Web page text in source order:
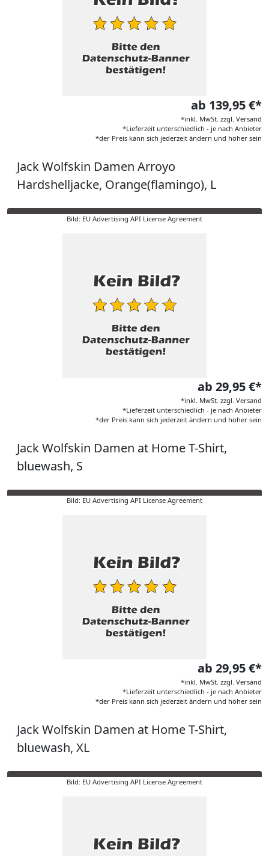
ab 139,95 €*
*inkl. MwSt. zzgl. Versand
*Lieferzeit unterschiedlich - je nach Anbieter
*der Preis kann sich jederzeit ändern und höher sein
Jack Wolfskin Damen Arroyo
Hardshelljacke, Orange(flamingo), L
Bild: EU Advertising API License Agreement
ab 29,95 €*
*inkl. MwSt. zzgl. Versand
*Lieferzeit unterschiedlich - je nach Anbieter
*der Preis kann sich jederzeit ändern und höher sein
Jack Wolfskin Damen at Home T-Shirt,
bluewash, S
Bild: EU Advertising API License Agreement
ab 29,95 €*
*inkl. MwSt. zzgl. Versand
*Lieferzeit unterschiedlich - je nach Anbieter
*der Preis kann sich jederzeit ändern und höher sein
Jack Wolfskin Damen at Home T-Shirt,
bluewash, XL
Bild: EU Advertising API License Agreement